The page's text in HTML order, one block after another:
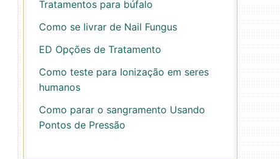
Tratamentos para búfalo
Como se livrar de Nail Fungus
ED Opções de Tratamento
Como teste para Ionização em seres
humanos
Como parar o sangramento Usando
Pontos de Pressão